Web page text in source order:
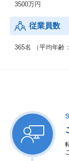
ある他国でも展開
とを目的としてい
3500万円
従業員数
365名 （平均年齢